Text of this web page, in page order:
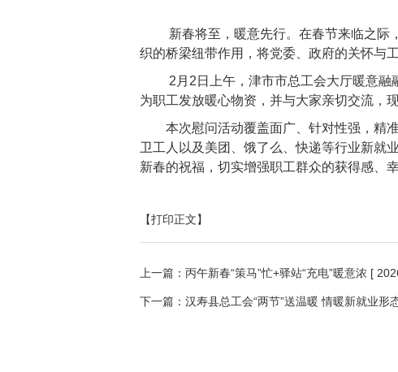
新春将至，暖意先行。在春节来临之际
织的桥梁纽带作用，将党委、政府的关怀与
2月2日上午，津市市总工会大厅暖意
为职工发放暖心物资，并与大家亲切交流，
本次慰问活动覆盖面广、针对性强，精
卫工人以及美团、饿了么、快递等行业新就
新春的祝福，切实增强职工群众的获得感、
【打印正文】
上一篇： 丙午新春“策马”忙+驿站“充电”暖意浓 [
下一篇： 汉寿县总工会“两节”送温暖 情暖新就业形